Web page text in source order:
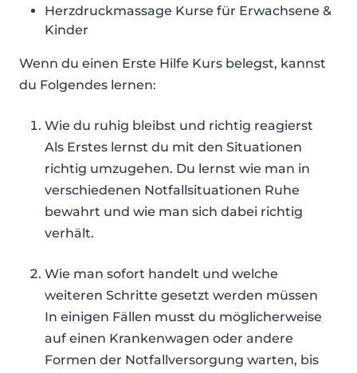
Herzdruckmassage Kurse für Erwachsene &
Kinder
Wenn du einen Erste Hilfe Kurs belegst, kannst
du Folgendes lernen:
Wie du ruhig bleibst und richtig reagierst
Als Erstes lernst du mit den Situationen
richtig umzugehen. Du lernst wie man in
verschiedenen Notfallsituationen Ruhe
bewahrt und wie man sich dabei richtig
verhält.
Wie man sofort handelt und welche
weiteren Schritte gesetzt werden müssen
In einigen Fällen musst du möglicherweise
auf einen Krankenwagen oder andere
Formen der Notfallversorgung warten, bis